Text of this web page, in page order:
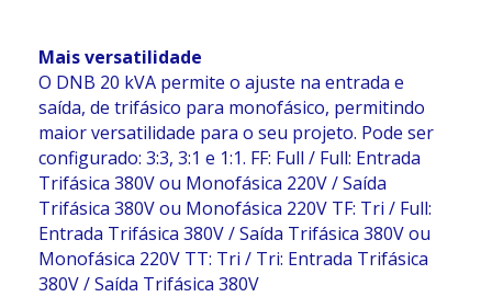
Mais versatilidade
O DNB 20 kVA permite o ajuste na entrada e
saída, de trifásico para monofásico, permitindo
maior versatilidade para o seu projeto. Pode ser
configurado: 3:3, 3:1 e 1:1. FF: Full / Full: Entrada
Trifásica 380V ou Monofásica 220V / Saída
Trifásica 380V ou Monofásica 220V TF: Tri / Full:
Entrada Trifásica 380V / Saída Trifásica 380V ou
Monofásica 220V TT: Tri / Tri: Entrada Trifásica
380V / Saída Trifásica 380V